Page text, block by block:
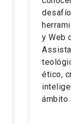
y Web
ético,
ámbito